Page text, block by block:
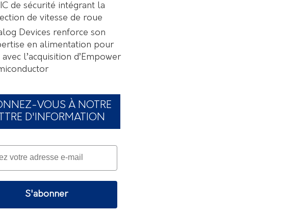
de sécurité intégrant la
de vitesse de roue
Devices renforce son
en alimentation pour
avec l’acquisition d’Empower
VOUS À NOTRE
D'INFORMATION
S'abonner